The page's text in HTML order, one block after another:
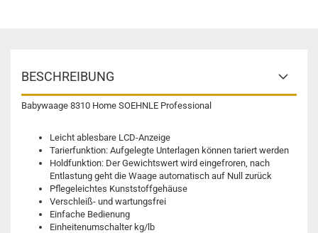
BESCHREIBUNG
Babywaage 8310 Home SOEHNLE Professional
Leicht ablesbare LCD-Anzeige
Tarierfunktion: Aufgelegte Unterlagen können tariert werden
Holdfunktion: Der Gewichtswert wird eingefroren, nach
Entlastung geht die Waage automatisch auf Null zurück
Pflegeleichtes Kunststoffgehäuse
Verschleiß- und wartungsfrei
Einfache Bedienung
Einheitenumschalter kg/lb